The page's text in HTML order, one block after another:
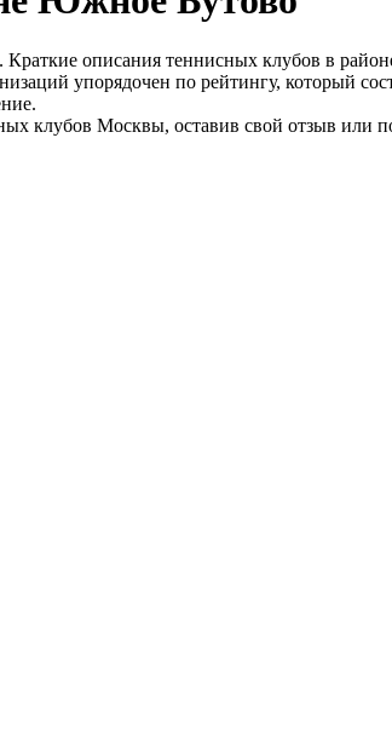
описания теннисных клубов в
упорядочен по рейтингу, который
клубов Москвы, оставив свой отзыв или